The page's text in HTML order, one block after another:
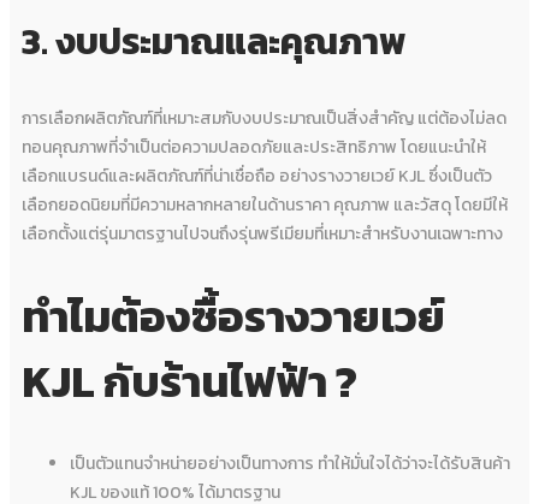
3. งบประมาณและคุณภาพ
การเลือกผลิตภัณฑ์ที่เหมาะสมกับงบประมาณเป็นสิ่งสำคัญ แต่ต้องไม่ลด
ทอนคุณภาพที่จำเป็นต่อความปลอดภัยและประสิทธิภาพ โดยแนะนำให้
เลือกแบรนด์และผลิตภัณฑ์ที่น่าเชื่อถือ อย่างรางวายเวย์ KJL ซึ่งเป็นตัว
เลือกยอดนิยมที่มีความหลากหลายในด้านราคา คุณภาพ และวัสดุ โดยมีให้
เลือกตั้งแต่รุ่นมาตรฐานไปจนถึงรุ่นพรีเมียมที่เหมาะสำหรับงานเฉพาะทาง
ทำไมต้องซื้อรางวายเวย์
KJLกับร้านไฟฟ้า ?
เป็นตัวแทนจำหน่ายอย่างเป็นทางการ ทำให้มั่นใจได้ว่าจะได้รับสินค้า
KJL ของแท้ 100% ได้มาตรฐาน